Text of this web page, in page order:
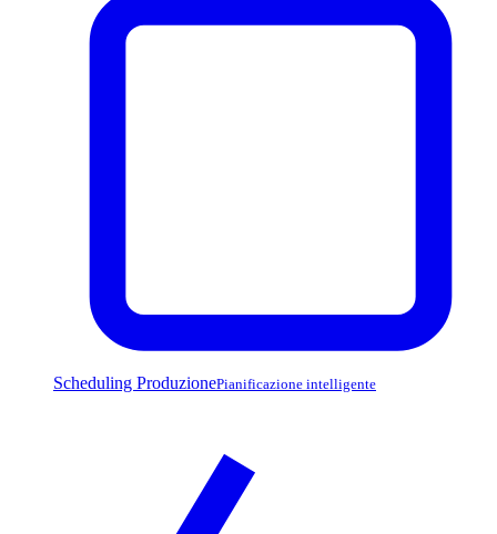
Scheduling ProduzionePianificazione intelligente